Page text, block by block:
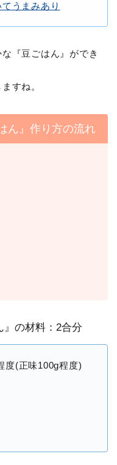
うまみあり
『豆ごはん』ができ
すね。
ん』作り方の流れ
』の材料：2合分
度(正味100g程度)